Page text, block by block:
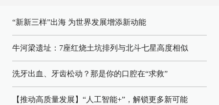
“新新三样”出海 为世界发展增添新动能
牛河梁遗址：7座红烧土坑排列与北斗七星高度相似
洗牙出血、牙齿松动？那是你的口腔在“求救”
【推动高质量发展】“人工智能+”，解锁更多新可能